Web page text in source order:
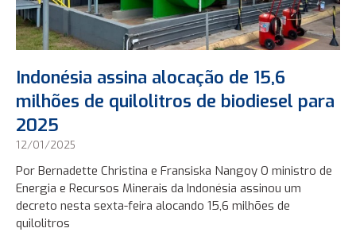
Indonésia assina alocação de 15,6
milhões de quilolitros de biodiesel para
2025
12/01/2025
Por Bernadette Christina e Fransiska Nangoy O ministro de
Energia e Recursos Minerais da Indonésia assinou um
decreto nesta sexta-feira alocando 15,6 milhões de
quilolitros